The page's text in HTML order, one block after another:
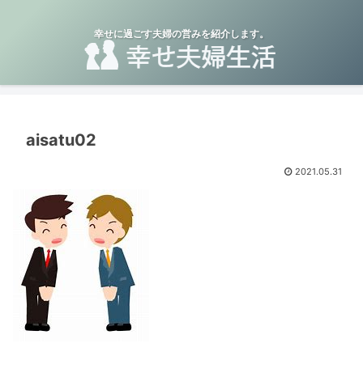
幸せに過ごす夫婦の営みを紹介します。
aisatu02
2021.05.31